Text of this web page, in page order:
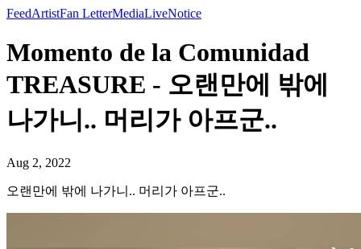
FeedArtistFan LetterMediaLiveNotice
Momento de la Comunidad
TREASURE - 오랜만에 밖에
나가니.. 머리가 아프군..
Aug 2, 2022
오랜만에 밖에 나가니.. 머리가 아프군..